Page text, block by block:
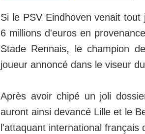
Si le PSV Eindhoven venait
6 millions d'euros en
Stade Rennais, le champion
joueur annoncé dans le viseur
Après avoir chipé un joli
auront ainsi devancé Lille et le
l'attaquant international français